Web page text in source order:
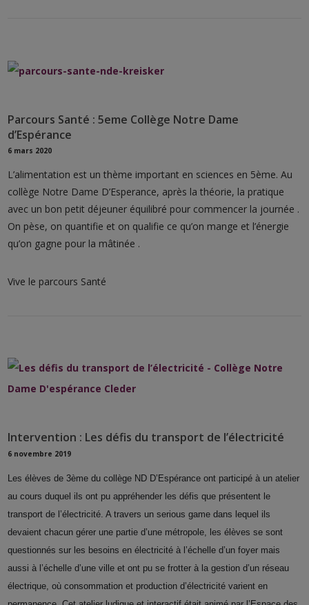
Parcours Santé : 5eme Collège Notre Dame
d’Espérance
6 mars 2020
L’alimentation est un thème important en sciences en 5ème. Au
collège Notre Dame D’Esperance, après la théorie, la pratique
avec un bon petit déjeuner équilibré pour commencer la journée .
On pèse, on quantifie et on qualifie ce qu’on mange et l’énergie
qu’on gagne pour la mâtinée .
Vive le parcours Santé
Intervention : Les défis du transport de l’électricité
6 novembre 2019
Les élèves de 3ème du collège ND D’Espérance ont participé à un atelier
au cours duquel ils ont pu appréhender les défis que présentent le
transport de l’électricité. A travers un serious game dans lequel ils
devaient chacun gérer une partie d’une métropole, les élèves se sont
questionnés sur les besoins en électricité à l’échelle d’un foyer mais
aussi à l’échelle d’une ville et ont pu se frotter à la gestion d’un réseau
électrique, où consommation et production d’électricité varient en